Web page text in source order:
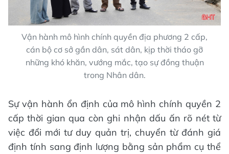
Vận hành mô hình chính quyền địa phương 2 cấp,
cán bộ cơ sở gần dân, sát dân, kịp thời tháo gỡ
những khó khăn, vướng mắc, tạo sự đồng thuận
trong Nhân dân.
Sự vận hành ổn định của mô hình chính quyền 2
cấp thời gian qua còn ghi nhận dấu ấn rõ nét từ
việc đổi mới tư duy quản trị, chuyển từ đánh giá
định tính sang định lượng bằng sản phẩm cụ thể